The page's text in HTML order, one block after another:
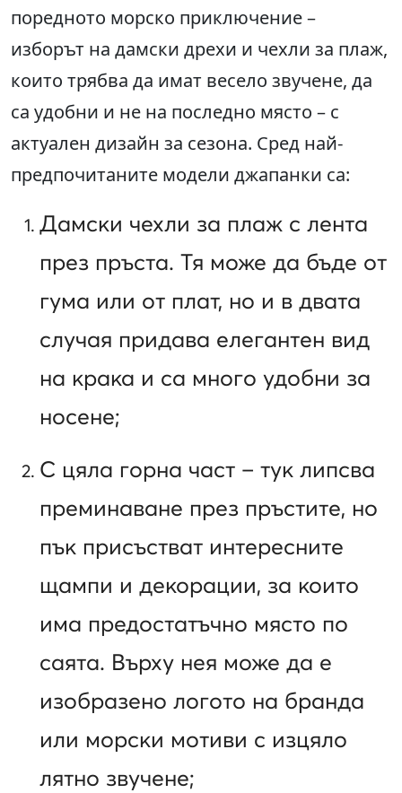
поредното морско приключение –
изборът на дамски дрехи и чехли за плаж,
които трябва да имат весело звучене, да
са удобни и не на последно място – с
актуален дизайн за сезона. Сред най-
предпочитаните модели джапанки са:
Дамски чехли за плаж с лента
през пръста. Тя може да бъде от
гума или от плат, но и в двата
случая придава елегантен вид
на крака и са много удобни за
носене;
С цяла горна част – тук липсва
преминаване през пръстите, но
пък присъстват интересните
щампи и декорации, за които
има предостатъчно място по
саята. Върху нея може да е
изобразено логото на бранда
или морски мотиви с изцяло
лятно звучене;